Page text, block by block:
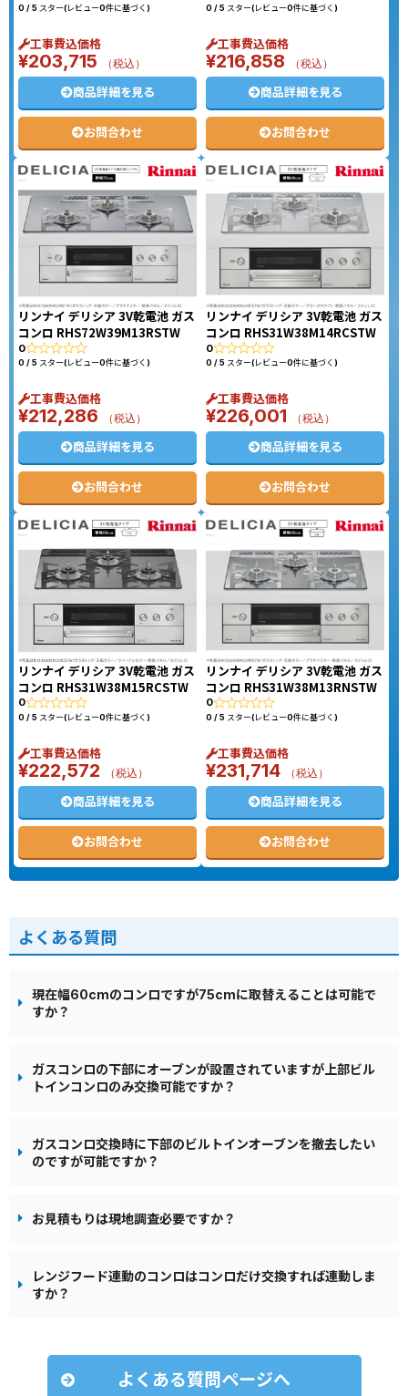
0 / 5 スター(レビュー0件に基づく)
工事費込価格
¥203,715 （税込）
商品詳細を見る
お問合わせ
0 / 5 スター(レビュー0件に基づく)
工事費込価格
¥216,858 （税込）
商品詳細を見る
お問合わせ
リンナイ デリシア 3V乾電池 ガス
コンロ RHS72W39M13RSTW
0
0 / 5 スター(レビュー0件に基づく)
工事費込価格
¥212,286 （税込）
商品詳細を見る
お問合わせ
リンナイ デリシア 3V乾電池 ガス
コンロ RHS31W38M14RCSTW
0
0 / 5 スター(レビュー0件に基づく)
工事費込価格
¥226,001 （税込）
商品詳細を見る
お問合わせ
リンナイ デリシア 3V乾電池 ガス
コンロ RHS31W38M15RCSTW
0
0 / 5 スター(レビュー0件に基づく)
工事費込価格
¥222,572 （税込）
商品詳細を見る
お問合わせ
リンナイ デリシア 3V乾電池 ガス
コンロ RHS31W38M13RNSTW
0
0 / 5 スター(レビュー0件に基づく)
工事費込価格
¥231,714 （税込）
商品詳細を見る
お問合わせ
よくある質問
現在幅60cmのコンロですが75cmに取替えることは可能で
すか？
ガスコンロの下部にオーブンが設置されていますが上部ビル
トインコンロのみ交換可能ですか？
ガスコンロ交換時に下部のビルトインオーブンを撤去したい
のですが可能ですか？
お見積もりは現地調査必要ですか？
レンジフード連動のコンロはコンロだけ交換すれば連動しま
すか？
よくある質問ページへ